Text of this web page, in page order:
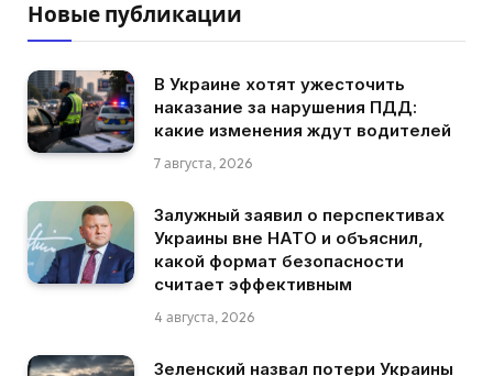
Новые публикации
В Украине хотят ужесточить
наказание за нарушения ПДД:
какие изменения ждут водителей
7 августа, 2026
Залужный заявил о перспективах
Украины вне НАТО и объяснил,
какой формат безопасности
считает эффективным
4 августа, 2026
Зеленский назвал потери Украины